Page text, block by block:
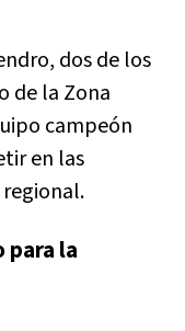
dos de los
de la Zona
campeón
en las
la